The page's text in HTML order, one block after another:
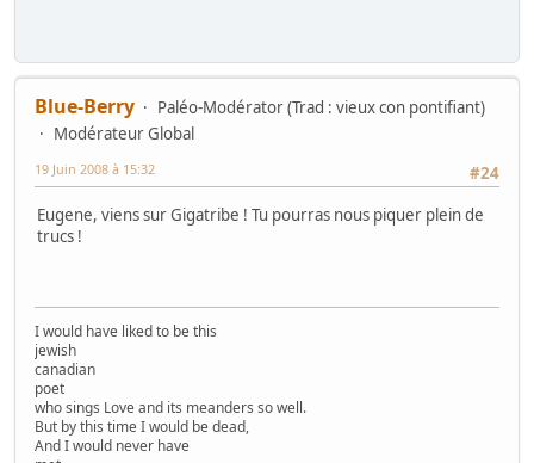
Blue-Berry
Paléo-Modérator (Trad : vieux con pontifiant)
Modérateur Global
#24
19 Juin 2008 à 15:32
Eugene, viens sur Gigatribe ! Tu pourras nous piquer plein de
trucs !
I would have liked to be this
jewish
canadian
poet
who sings Love and its meanders so well.
But by this time I would be dead,
And I would never have